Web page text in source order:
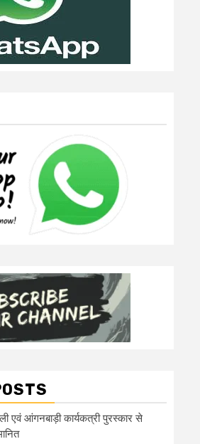
एवं आंगनबाड़ी कार्यकत्री पुरस्कार से